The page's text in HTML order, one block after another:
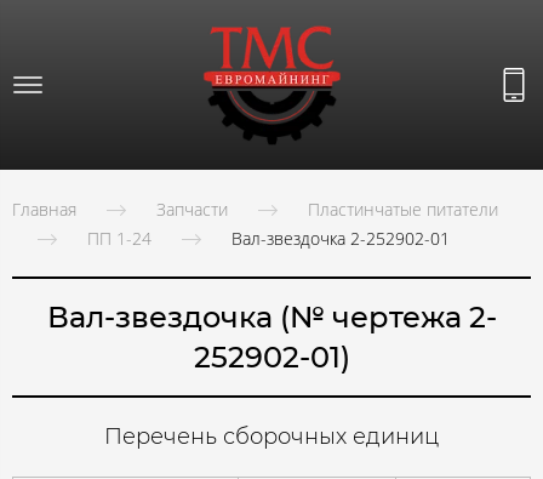
Главная Запчасти
Пластинчатые питатели
ПП 1-24
Вал-звездочка 2-252902-01
Вал-звездочка (№ чертежа 2-
252902-01)
Перечень сборочных единиц